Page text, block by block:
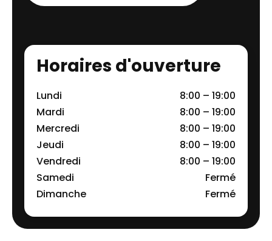
Horaires d'ouverture
Lundi
8:00 – 19:00
Mardi
8:00 – 19:00
Mercredi
8:00 – 19:00
Jeudi
8:00 – 19:00
Vendredi
8:00 – 19:00
Samedi
Fermé
Dimanche
Fermé